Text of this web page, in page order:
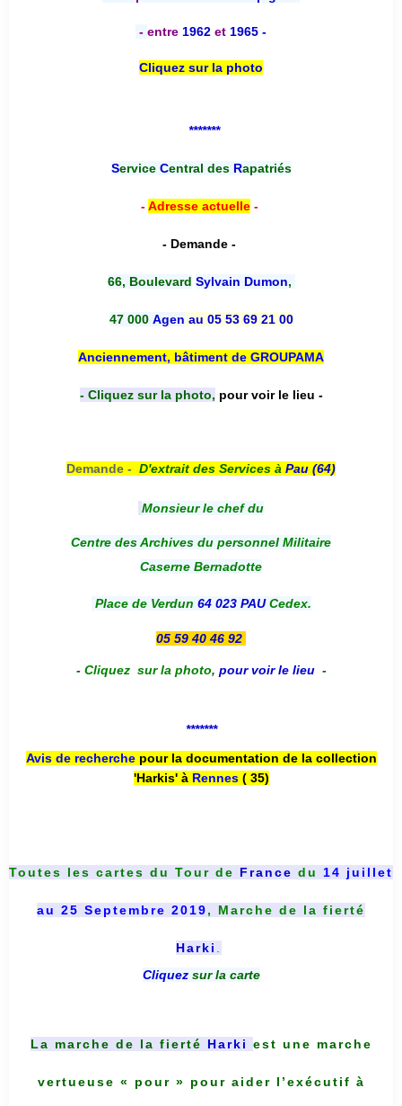
- entre 1962 et 1965 -
Cliquez sur la photo
*******
Service Central desRapatriés
-Adresse actuelle-
- Demande -
66, Boulevard Sylvain Dumon,
47 000 Agen au 05 53 69 21 00
Anciennement, bâtiment de GROUPAMA
- Cliquez sur la photo, pour voir le lieu -
Demande - D'extrait des Services à Pau (64)
Monsieur le chef du
Centre des Archives du personnel Militaire
Caserne Bernadotte
Place de Verdun 64 023 PAUCedex.
05 59 40 46 92
- Cliquez sur la photo, pour voir le lieu -
*******
Avis de recherche pour la documentation de la collection
'Harkis' à Rennes( 35)
Toutes les cartes du Tour de France du 14 juillet
au 25 Septembre 2019, Marche de la fierté
Harki
Cliquez sur la carte
La marche de la fierté Harki est une marche
vertueuse « pour » pour aider l’exécutif à